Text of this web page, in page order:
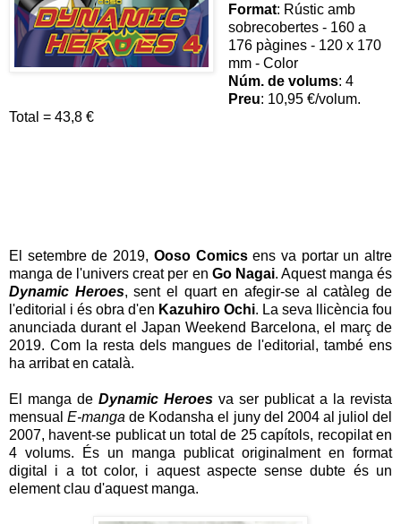
Format: Rústic amb
sobrecobertes - 160 a
176 pàgines - 120 x 170
mm - Color
Núm. de volums: 4
Preu: 10,95 €/volum.
Total = 43,8 €
El setembre de 2019, Ooso Comicsens va portar un altre
manga de l'univers creat per en Go Nagai. Aquest manga és
Dynamic Heroes, sent el quart en afegir-se al catàleg de
l'editorial i és obra d'en Kazuhiro Ochi. La seva llicència fou
anunciada durant el Japan Weekend Barcelona, el març de
2019. Com la resta dels mangues de l'editorial, també ens
ha arribat en català.
El manga de Dynamic Heroes va ser publicat a la revista
mensualE-manga de Kodansha el juny del 2004 al juliol del
2007, havent-se publicat un total de 25 capítols, recopilat en
4 volums. És un manga publicat originalment en format
digital i a tot color, i aquest aspecte sense dubte és un
element clau d'aquest manga.